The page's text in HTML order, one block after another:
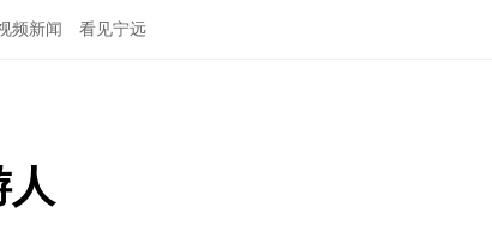
频新闻 看见宁远
人